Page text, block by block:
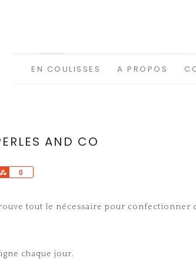
EN COULISSES A PROPOS
AND CO
0
Share
tout le nécessaire pour confectionner
chaque jour.